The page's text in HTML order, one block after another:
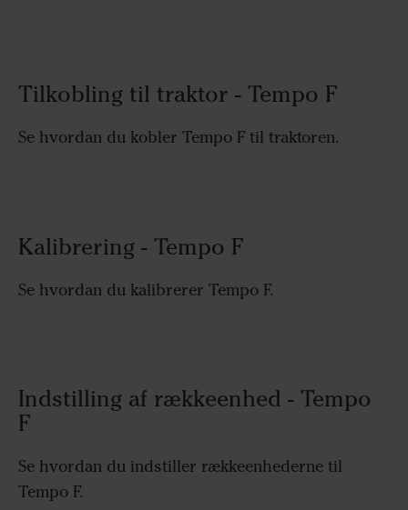
Tilkobling til traktor - Tempo F
Se hvordan du kobler Tempo F til traktoren.
Kalibrering - Tempo F
Se hvordan du kalibrerer Tempo F.
Indstilling af rækkeenhed - Tempo
F
Se hvordan du indstiller rækkeenhederne til
Tempo F.